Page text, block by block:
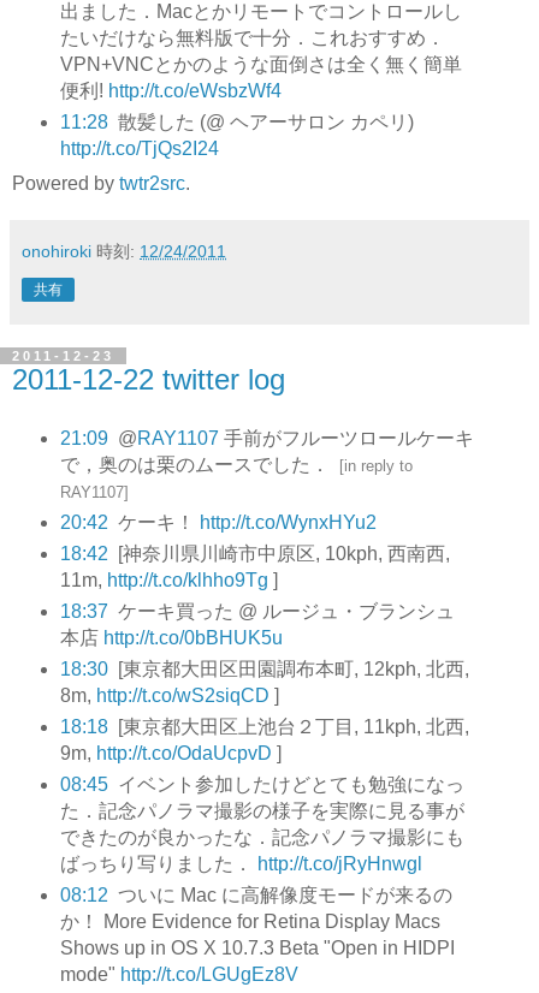
出ました．Macとかリモートでコントロールし
たいだけなら無料版で十分．これおすすめ．
VPN+VNCとかのような面倒さは全く無く簡単
便利! http://t.co/eWsbzWf4
11:28 散髪した (@ ヘアーサロン カペリ)
http://t.co/TjQs2I24
Powered by twtr2src.
onohiroki 時刻: 12/24/2011
共有
2011-12-23
2011-12-22 twitter log
21:09 @RAY1107 手前がフルーツロールケーキ
で，奥のは栗のムースでした．
[in reply to
RAY1107]
20:42 ケーキ！
http://t.co/WynxHYu2
18:42
[神奈川県川崎市中原区, 10kph, 西南西,
11m, http://t.co/klhho9Tg ]
18:37 ケーキ買った @ ルージュ・ブランシュ
本店 http://t.co/0bBHUK5u
18:30
[東京都大田区田園調布本町, 12kph, 北西,
8m, http://t.co/wS2siqCD ]
18:18
[東京都大田区上池台２丁目, 11kph, 北西,
9m, http://t.co/OdaUcpvD ]
08:45 イベント参加したけどとても勉強になっ
た．記念パノラマ撮影の様子を実際に見る事が
できたのが良かったな．記念パノラマ撮影にも
ばっちり写りました．
http://t.co/jRyHnwgl
08:12 ついに Mac に高解像度モードが来るの
か！ More Evidence for Retina Display Macs
Shows up in OS X 10.7.3 Beta "Open in HIDPI
mode" http://t.co/LGUgEz8V